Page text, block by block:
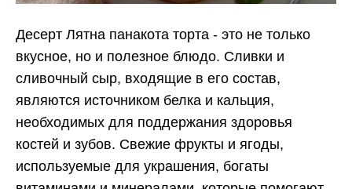
Десерт Лятна панакота торта - это не только
вкусное, но и полезное блюдо. Сливки и
сливочный сыр, входящие в его состав,
являются источником белка и кальция,
необходимых для поддержания здоровья
костей и зубов. Свежие фрукты и ягоды,
используемые для украшения, богаты